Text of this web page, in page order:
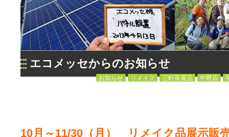
エコメッセからのお知らせ
お知らせ リメイク 三軒茶屋店 中野店
10月～11/30（月） リメイク品展示販